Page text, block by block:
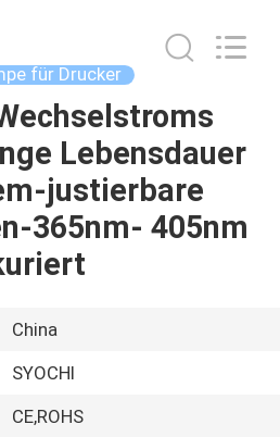
für Drucker
Lebensdauer
justierbare
365nm- 405nm
China
SYOCHI
CE,ROHS